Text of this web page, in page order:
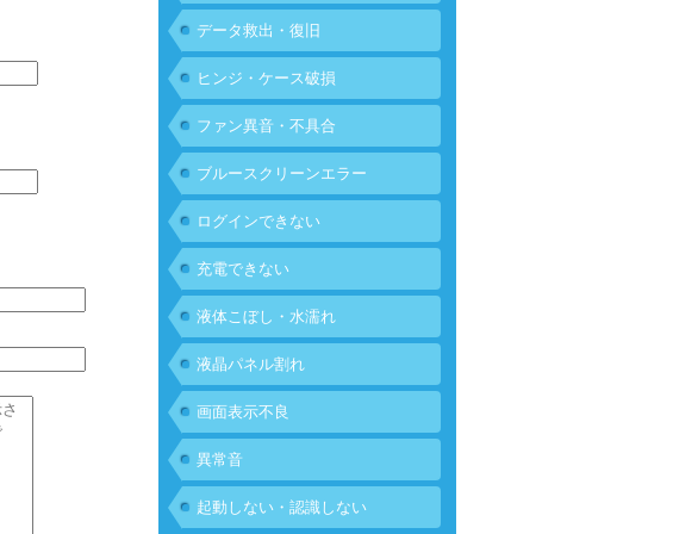
データ救出・復旧
ヒンジ・ケース破損
ファン異音・不具合
ブルースクリーンエラー
ログインできない
充電できない
液体こぼし・水濡れ
液晶パネル割れ
画面表示不良
異常音
起動しない・認識しない